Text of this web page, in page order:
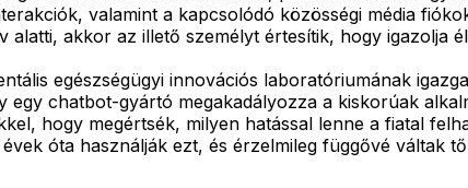
valamint a kapcsolódó közösségi média
akkor az illető személyt értesítik, hogy igazolja
egészségügyi innovációs laboratóriumának
egy chatbot-gyártó megakadályozza a kiskorúak
hogy megértsék, milyen hatással lenne a fiatal
óta használják ezt, és érzelmileg függővé váltak